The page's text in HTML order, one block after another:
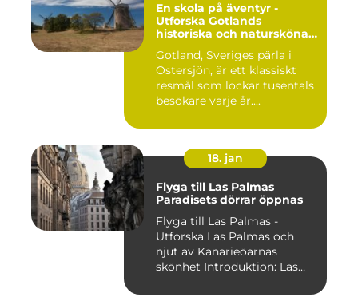
En skola på äventyr -
Utforska Gotlands
historiska och natursköna
Gotland, Sveriges pärla i
Östersjön, är ett klassiskt
resmål som lockar tusentals
besökare varje år....
18. jan
Flyga till Las Palmas
Paradisets dörrar öppnas
Flyga till Las Palmas -
Utforska Las Palmas och
njut av Kanarieöarnas
skönhet Introduktion: Las